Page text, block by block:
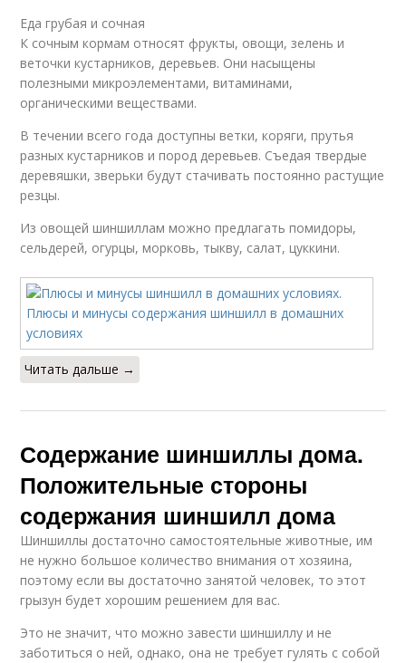
Еда грубая и сочная
К сочным кормам относят фрукты, овощи, зелень и
веточки кустарников, деревьев. Они насыщены
полезными микроэлементами, витаминами,
органическими веществами.
В течении всего года доступны ветки, коряги, прутья
разных кустарников и пород деревьев. Съедая твердые
деревяшки, зверьки будут стачивать постоянно растущие
резцы.
Из овощей шиншиллам можно предлагать помидоры,
сельдерей, огурцы, морковь, тыкву, салат, цуккини.
Читать дальше →
Содержание шиншиллы дома.
Положительные стороны
содержания шиншилл дома
Шиншиллы достаточно самостоятельные животные, им
не нужно большое количество внимания от хозяина,
поэтому если вы достаточно занятой человек, то этот
грызун будет хорошим решением для вас.
Это не значит, что можно завести шиншиллу и не
заботиться о ней, однако, она не требует гулять с собой